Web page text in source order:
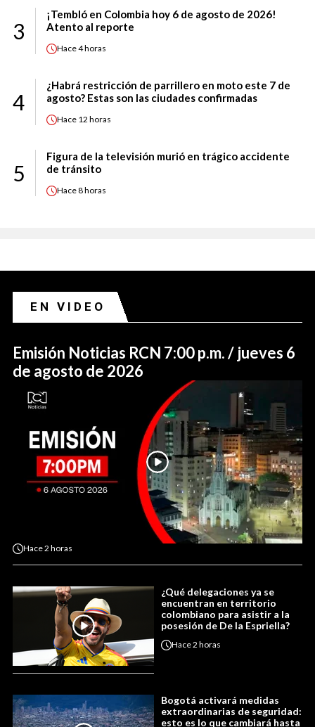
3
¡Tembló en Colombia hoy 6 de agosto de 2026!
Atento al reporte
Hace4 horas
4
¿Habrá restricción de parrillero en moto este 7 de
agosto? Estas son las ciudades confirmadas
Hace 12 horas
5
Figura de la televisión murió en trágico accidente
de tránsito
Hace8 horas
EN VIDEO
Emisión Noticias RCN 7:00 p.m. / jueves 6
de agosto de 2026
Hace2 horas
¿Qué delegaciones ya se
encuentran en territorio
colombiano para asistir a la
posesión de De la Espriella?
Hace2 horas
Bogotá activará medidas
extraordinarias de seguridad:
esto es lo que cambiará hasta